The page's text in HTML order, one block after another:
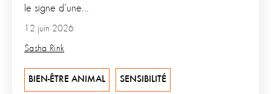
12 juin 2026
Sasha Rink
le signe d’une...
BIEN-ÊTRE ANIMAL SENSIBILITÉ